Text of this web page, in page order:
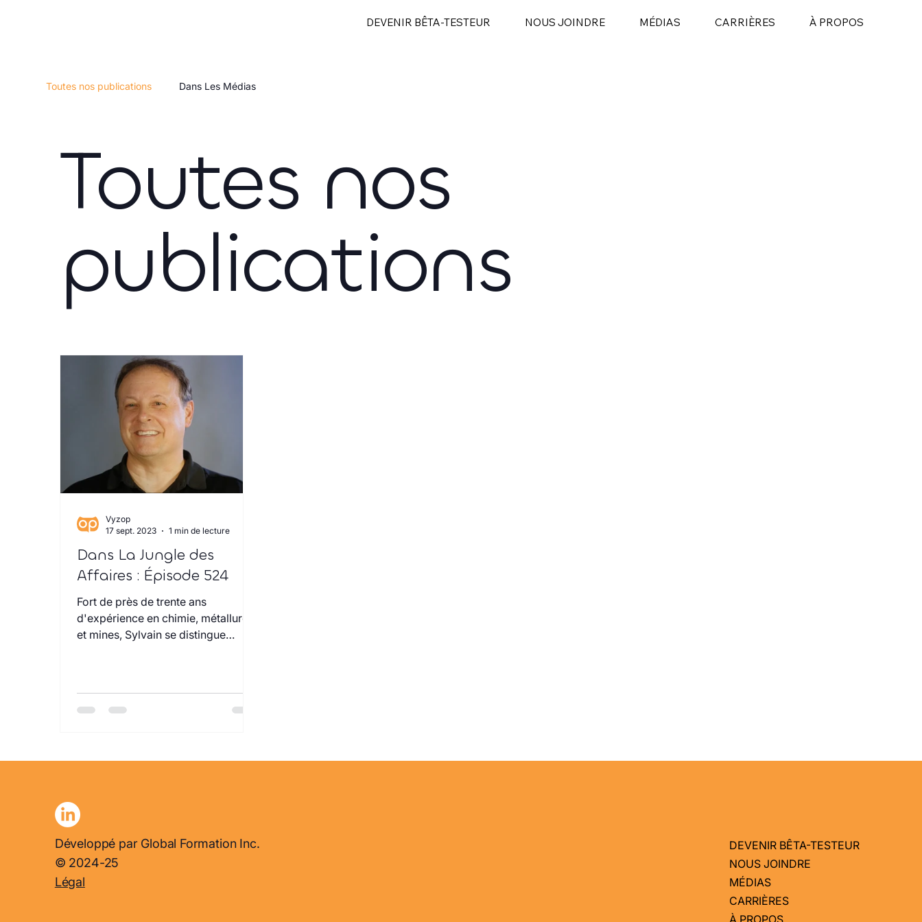
DEVENIR BÊTA-TESTEUR NOUS JOINDRE MÉDIAS CARRIÈRES À PROPOS
Toutes nos publications Dans Les Médias
Toutes nos
publications
Dans La Jungle des
Affaires : Épisode 524
Fort de près de trente ans
d'expérience en chimie, métallurgie
et mines, Sylvain se distingue
Vyzop
17 sept. 2023
1 min de lecture
Développé par Global Formation Inc.
© 2024-25
Légal
DEVENIR BÊTA-TESTEUR
NOUS JOINDRE
MÉDIAS
CARRIÈRES